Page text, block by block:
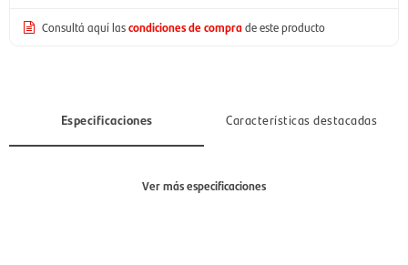
Consultá aquí lascondiciones de comprade este producto
Especificaciones Características destacadas
Ver más especificaciones